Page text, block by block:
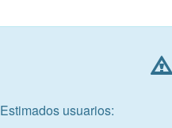
Estimados usuarios: